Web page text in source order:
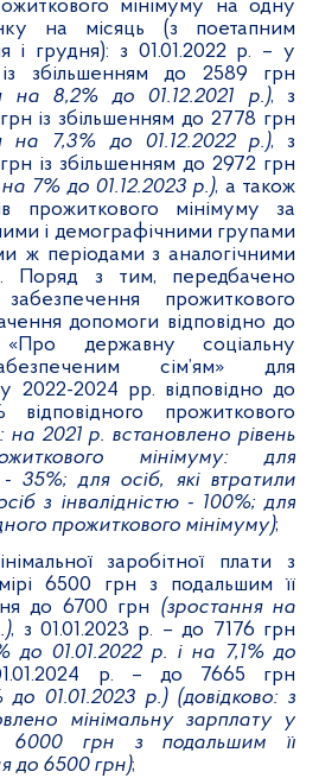
мінімуму на одну
на місяць (з поетапним
і грудня): з 01.01.2022 р. – у
збільшенням до 2589 грн
на 8,2% до 01.12.2021 р.), з
із збільшенням до 2778 грн
на 7,3% до 01.12.2022 р.), з
із збільшенням до 2972 грн
7% до 01.12.2023 р.), а також
прожиткового мінімуму за
і демографічними групами
ж періодами з аналогічними
Поряд з тим, передбачено
прожиткового
допомоги відповідно до
державну соціальну
сім’ям» для
2022-2024 рр. відповідно до
прожиткового
на 2021 р. встановлено рівень
мінімуму: для
-35%; для осіб, які втратили
з інвалідністю -100%; для
прожиткового мінімуму);
заробітної плати з
6500 грн з подальшим її
до 6700 грн (зростання на
, з 01.01.2023 р. – до 7176 грн
до 01.01.2022 р. і на 7,1% до
р. – до 7665 грн
01.01.2023 р.) (довідково: з
мінімальну зарплату у
6000 грн з подальшим її
до 6500 грн);